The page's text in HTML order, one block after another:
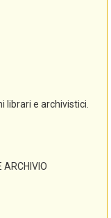
librari e archivistici.
ARCHIVIO